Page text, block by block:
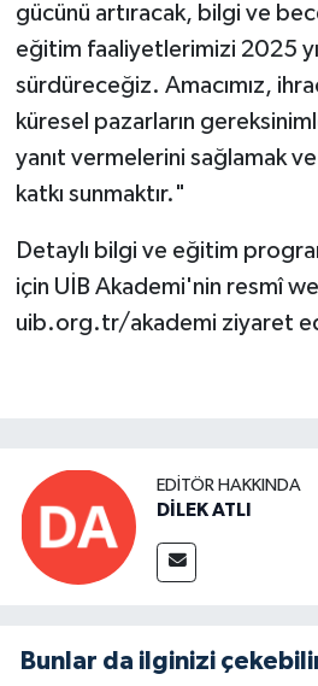
gücünü artıracak, bilgi ve
eğitim faaliyetlerimizi 2025
sürdüreceğiz. Amacımız,
küresel pazarların
yanıt vermelerini sağlamak
katkı sunmaktır."
Detaylı bilgi ve eğitim
için UİB Akademi'nin resmî
uib.org.tr/akademi ziyaret
EDITÖR HAKKINDA
DİLEK ATLI
Bunlar da ilginizi